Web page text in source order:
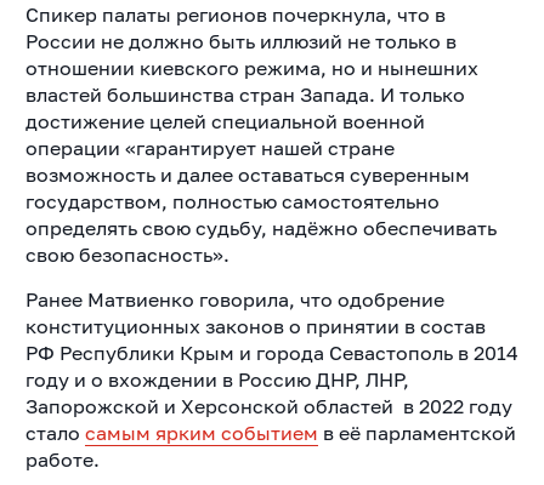
Спикер палаты регионов почеркнула, что в
России не должно быть иллюзий не только в
отношении киевского режима, но и нынешних
властей большинства стран Запада. И только
достижение целей специальной военной
операции «гарантирует нашей стране
возможность и далее оставаться суверенным
государством, полностью самостоятельно
определять свою судьбу, надёжно обеспечивать
свою безопасность».
Ранее Матвиенко говорила, что одобрение
конституционных законов о принятии в состав
РФ Республики Крым и города Севастополь в 2014
году и о вхождении в Россию ДНР, ЛНР,
Запорожской и Херсонской областей в 2022 году
стало самым ярким событием в её парламентской
работе.